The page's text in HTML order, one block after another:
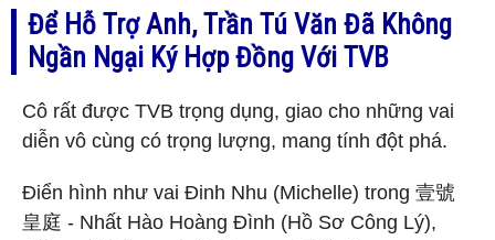
Để Hỗ Trợ Anh, Trần Tú Văn Đã Không
Ngần Ngại Ký Hợp Đồng Với TVB
Cô rất được TVB trọng dụng, giao cho những vai
diễn vô cùng có trọng lượng, mang tính đột phá.
Điển hình như vai Đinh Nhu (Michelle) trong 壹號
皇庭 - Nhất Hào Hoàng Đình (Hồ Sơ Công Lý),